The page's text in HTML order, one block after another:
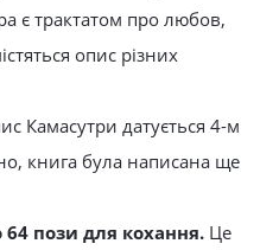
є трактатом про любов,
опис різних
Камасутри датується 4-м
книга була написана ще
64 пози для кохання. Це